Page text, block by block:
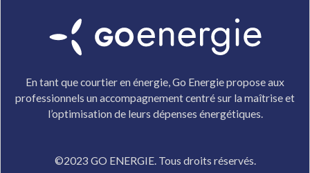
En tant que courtier en énergie, Go Energie propose aux
professionnels un accompagnement centré sur la maîtrise et
l’optimisation de leurs dépenses énergétiques.
©2023 GO ENERGIE. Tous droits réservés.